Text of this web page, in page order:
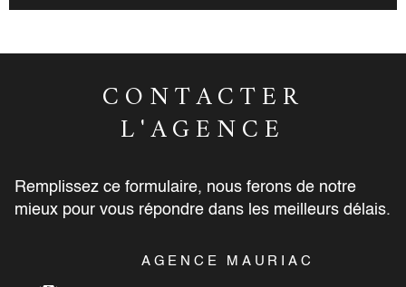
CONTACTER
L'AGENCE
Remplissez ce formulaire, nous ferons de notre
mieux pour vous répondre dans les meilleurs délais.
AGENCE MAURIAC